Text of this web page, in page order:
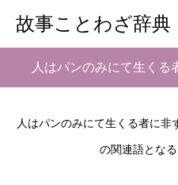
故事ことわざ辞典
人はパンのみにて生くる
人はパンのみにて生くる者に
の関連語となる